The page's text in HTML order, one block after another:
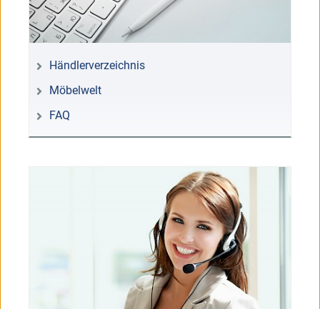
Händlerverzeichnis
Möbelwelt
FAQ